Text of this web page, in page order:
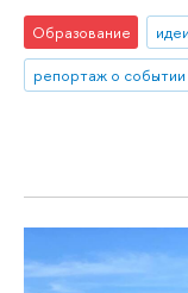
Образование
репортаж о событии